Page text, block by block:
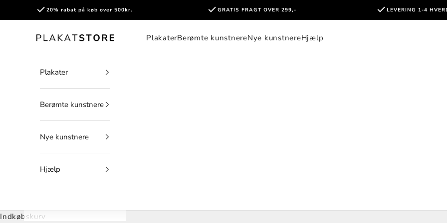
Spring til indhold20% rabat på køb over 500kr. GRATIS FRAGT OVER 299,- LEVERING 1-4
PlakatStore PlakaterBerømte kunstnereNye kunstnereHjælp
Plakater
Berømte kunstnere
Nye kunstnere
Hjælp
Indkøbskurv